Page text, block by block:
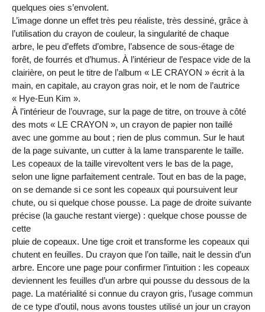
quelques oies s’envolent.
L’image donne un effet très peu réaliste, très dessiné, grâce à
l’utilisation du crayon de couleur, la singularité de chaque
arbre, le peu d’effets d’ombre, l’absence de sous-étage de
forêt, de fourrés et d’humus. À l’intérieur de l’espace vide de la
clairière, on peut le titre de l’album « LE CRAYON » écrit à la
main, en capitale, au crayon gras noir, et le nom de l’autrice
« Hye-Eun Kim ».
À l’intérieur de l’ouvrage, sur la page de titre, on trouve à côté
des mots « LE CRAYON », un crayon de papier non taillé
avec une gomme au bout ; rien de plus commun. Sur le haut
de la page suivante, un cutter à la lame transparente le taille.
Les copeaux de la taille virevoltent vers le bas de la page,
selon une ligne parfaitement centrale. Tout en bas de la page,
on se demande si ce sont les copeaux qui poursuivent leur
chute, ou si quelque chose pousse. La page de droite suivante
précise (la gauche restant vierge) : quelque chose pousse de
cette
pluie de copeaux. Une tige croit et transforme les copeaux qui
chutent en feuilles. Du crayon que l’on taille, nait le dessin d’un
arbre. Encore une page pour confirmer l’intuition : les copeaux
deviennent les feuilles d’un arbre qui pousse du dessous de la
page. La matérialité si connue du crayon gris, l’usage commun
de ce type d’outil, nous avons toustes utilisé un jour un crayon